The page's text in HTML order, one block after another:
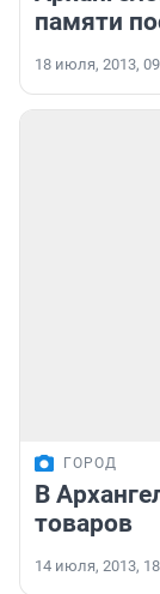
памяти
18 июля, 2013,
ГОРОД
В
товаров
14 июля, 2013,